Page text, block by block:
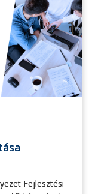
Fejlesztési